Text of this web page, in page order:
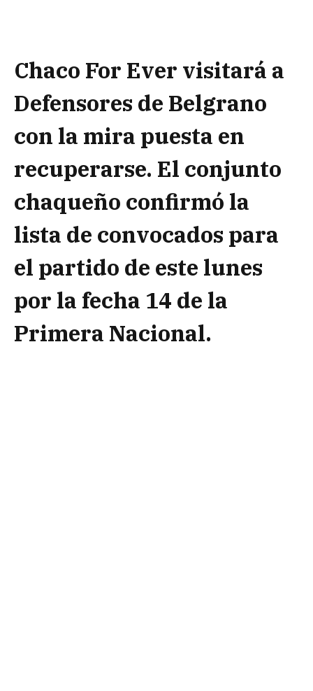
Chaco For Ever visitará a
Defensores de Belgrano
con la mira puesta en
recuperarse. El conjunto
chaqueño confirmó la
lista de convocados para
el partido de este lunes
por la fecha 14 de la
Primera Nacional.